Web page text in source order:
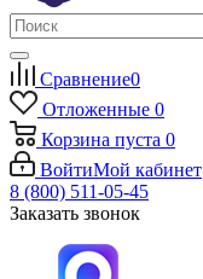
Сравнение0
Отложенные 0
Корзина пуста 0
ВойтиМой кабинет
8 (800) 511-05-45
Заказать звонок